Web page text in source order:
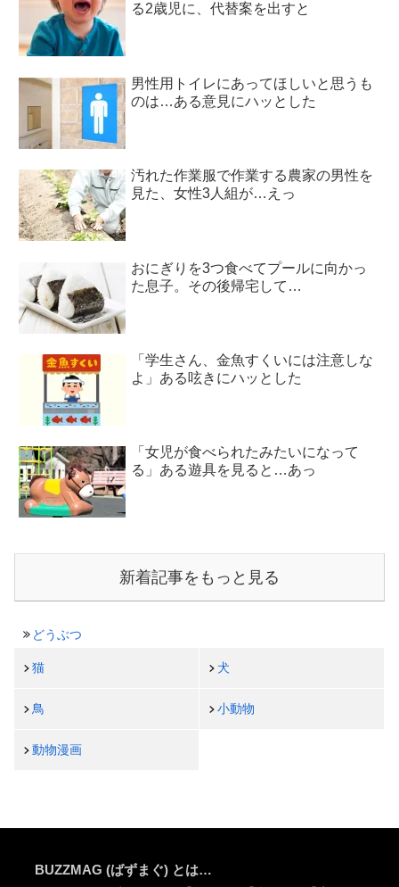
る2歳児に、代替案を出すと
男性用トイレにあってほしいと思うも
のは…ある意見にハッとした
汚れた作業服で作業する農家の男性を
見た、女性3人組が…えっ
おにぎりを3つ食べてプールに向かっ
た息子。その後帰宅して…
「学生さん、金魚すくいには注意しな
よ」ある呟きにハッとした
「女児が食べられたみたいになって
る」ある遊具を見ると…あっ
新着記事をもっと見る
どうぶつ
猫 犬
鳥 小動物
動物漫画
BUZZMAG (ばずまぐ) とは…